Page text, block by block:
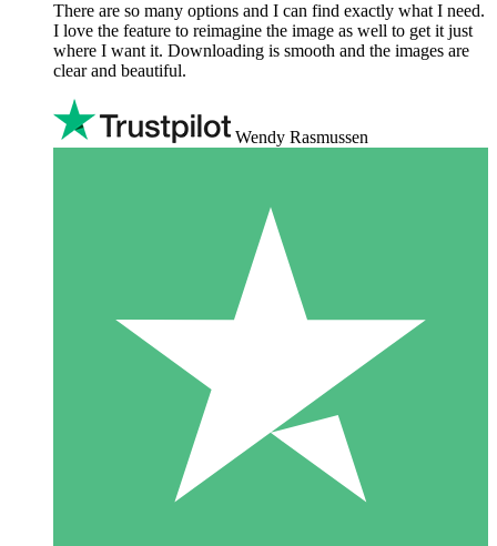
There are so many options and I can find exactly what I need.
I love the feature to reimagine the image as well to get it just
where I want it. Downloading is smooth and the images are
clear and beautiful.
Wendy Rasmussen